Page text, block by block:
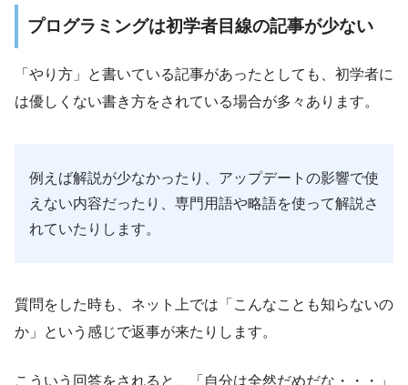
プログラミングは初学者目線の記事が少ない
「やり方」と書いている記事があったとしても、初学者に
は優しくない書き方をされている場合が多々あります。
例えば解説が少なかったり、アップデートの影響で使
えない内容だったり、専門用語や略語を使って解説さ
れていたりします。
質問をした時も、ネット上では「こんなことも知らないの
か」という感じで返事が来たりします。
こういう回答をされると、「自分は全然だめだな・・・」